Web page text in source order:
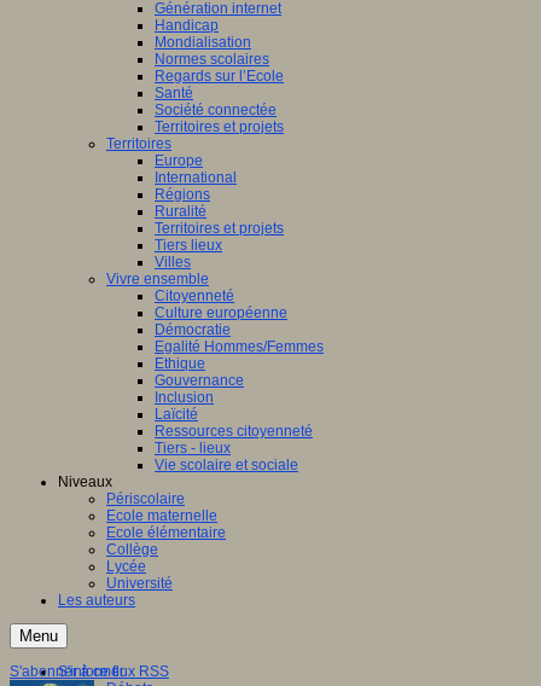
Génération internet
Handicap
Mondialisation
Normes scolaires
Regards sur l’Ecole
Santé
Société connectée
Territoires et projets
Territoires
Europe
International
Régions
Ruralité
Territoires et projets
Tiers lieux
Villes
Vivre ensemble
Citoyenneté
Culture européenne
Démocratie
Egalité Hommes/Femmes
Ethique
Gouvernance
Inclusion
Laïcité
Ressources citoyenneté
Tiers - lieux
Vie scolaire et sociale
Niveaux
Périscolaire
Ecole maternelle
Ecole élémentaire
Collège
Lycée
Université
Les auteurs
Menu
S'informer
S'abonner à ce flux RSS